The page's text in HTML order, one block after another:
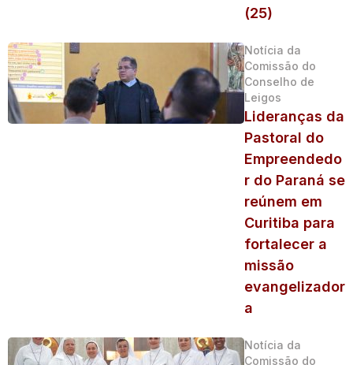
(25)
Notícia da
Comissão do
Conselho de
Leigos
Lideranças da
Pastoral do
Empreendedo
r do Paraná se
reúnem em
Curitiba para
fortalecer a
missão
evangelizador
a
Notícia da
Comissão do